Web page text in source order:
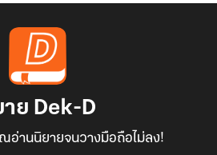
ย Dek-D
อ่านนิยายจนวางมือถือไม่ลง!